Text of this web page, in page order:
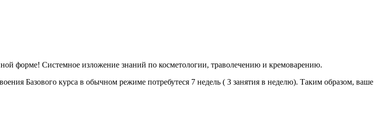
форме! Системное изложение знаний по косметологии, траволечению и кремоварению.
Базового курса в обычном режиме потребутеся 7 недель ( 3 занятия в неделю). Таким образом, ваше